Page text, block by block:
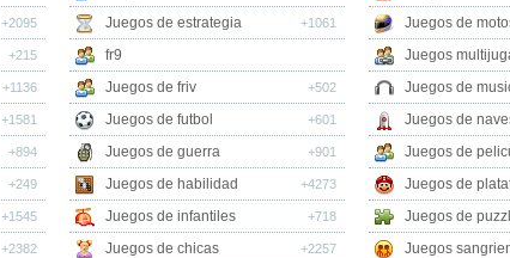
+2095
+215
+1136
+1581
+894
+249
+1545
+2382
Juegos de estrategia +1061
fr9
Juegos de friv
+502
Juegos de futbol +601
Juegos de guerra +901
Juegos de habilidad +4273
Juegos de infantiles +718
Juegos de chicas +2257
Juegos de
Juegos
Juegos de
Juegos de
Juegos de
Juegos de
Juegos de
Juegos